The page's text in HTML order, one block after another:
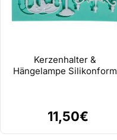
Kerzenhalter &
Hängelampe Silikonform
11,50€